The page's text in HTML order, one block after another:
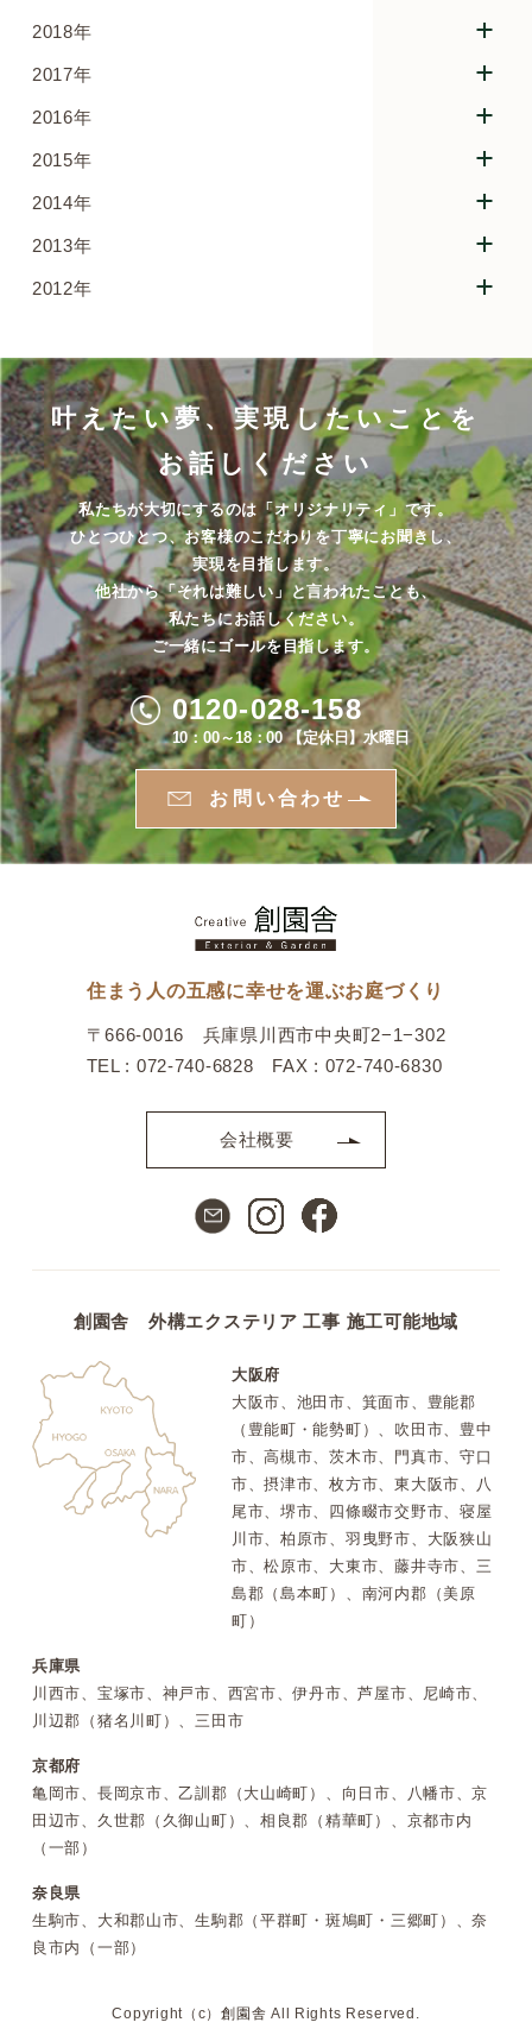
2018年
2017年
2016年
2015年
2014年
2013年
2012年
叶えたい夢、実現したいことを
お話しください
私たちが大切にするのは「オリジナリティ」です。
ひとつひとつ、お客様のこだわりを丁寧にお聞きし、
実現を目指します。
他社から「それは難しい」と言われたことも、
私たちにお話しください。
ご一緒にゴールを目指します。
0120-028-158
10：00～18：00 【定休日】水曜日
お問い合わせ
住まう人の五感に幸せを運ぶお庭づくり
〒666-0016 兵庫県川西市中央町2−1−302
TEL : 072-740-6828 FAX : 072-740-6830
会社概要
創園舎 外構エクステリア 工事 施工可能地域
大阪府
大阪市、池田市、箕面市、豊能郡
（豊能町・能勢町）、吹田市、豊中
市、高槻市、茨木市、門真市、守口
市、摂津市、枚方市、東大阪市、八
尾市、堺市、四條畷市交野市、寝屋
川市、柏原市、羽曳野市、大阪狭山
市、松原市、大東市、藤井寺市、三
島郡（島本町）、南河内郡（美原
町）
兵庫県
川西市、宝塚市、神戸市、西宮市、伊丹市、芦屋市、尼崎市、
川辺郡（猪名川町）、三田市
京都府
亀岡市、長岡京市、乙訓郡（大山崎町）、向日市、八幡市、京
田辺市、久世郡（久御山町）、相良郡（精華町）、京都市内
（一部）
奈良県
生駒市、大和郡山市、生駒郡（平群町・斑鳩町・三郷町）、奈
良市内（一部）
Copyright（c）創園舎 All Rights Reserved.